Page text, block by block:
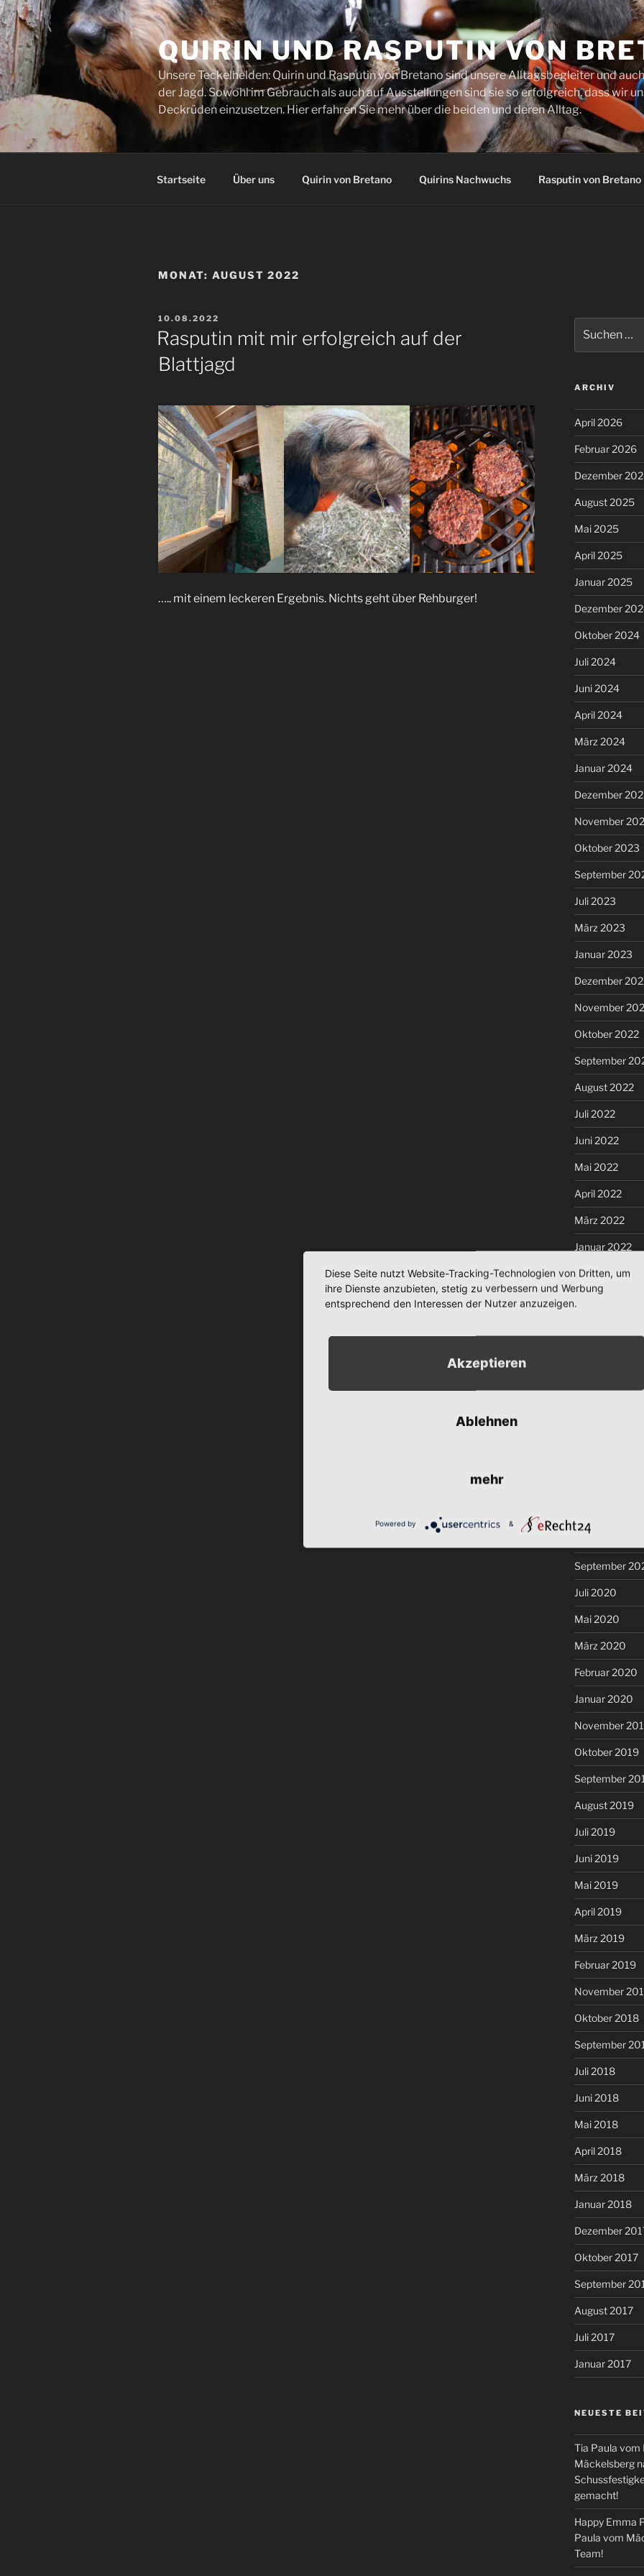
Zum
Inhalt
springen
QUIRIN UND RASPUTIN VON
Unsere Teckelhelden: Quirin und Rasputin von Bretano sind unsere Alltagsbegleiter und
der Jagd. Sowohl im Gebrauch als auch auf Ausstellungen sind sie so erfolgreich, dass wir
Deckrüden einzusetzen. Hier erfahren Sie mehr über die beiden und deren Alltag.
Startseite Über uns Quirin von Bretano Quirins Nachwuchs Rasputin von Bretano
MONAT: AUGUST 2022
VERÖFFENTLICHT
AM
10.08.2022
Rasputin mit mir erfolgreich auf der
Blattjagd
….. mit einem leckeren Ergebnis. Nichts geht über Rehburger!
nach:
ARCHIV
April 2026
Februar 2026
Dezember
August 2025
Mai 2025
April 2025
Januar 2025
Dezember
Oktober 2024
Juli 2024
Juni 2024
April 2024
März 2024
Januar 2024
Dezember
November
Oktober 2023
September
Juli 2023
März 2023
Januar 2023
Dezember
November
Oktober 2022
September
August 2022
Juli 2022
Juni 2022
Mai 2022
April 2022
März 2022
Januar 2022
Dezember 2021
September
Juli 2020
Mai 2020
März 2020
Februar 2020
Januar 2020
November
Oktober 2019
September
August 2019
Juli 2019
Juni 2019
Mai 2019
April 2019
März 2019
Februar 2019
November
Oktober 2018
September
Juli 2018
Juni 2018
Mai 2018
April 2018
März 2018
Januar 2018
Dezember
Oktober 2017
September
August 2017
Juli 2017
Januar 2017
NEUESTE
Tia Paula vom
Mäckelsberg
gemacht!
Happy Emma
Paula vom
Team!
Diese Seite nutzt Website-Tracking-Technologien von Dritten, um
ihre Dienste anzubieten, stetig zu verbessern und Werbung
entsprechend den Interessen der Nutzer anzuzeigen.
Akzeptieren
Ablehnen
mehr
Powered by &